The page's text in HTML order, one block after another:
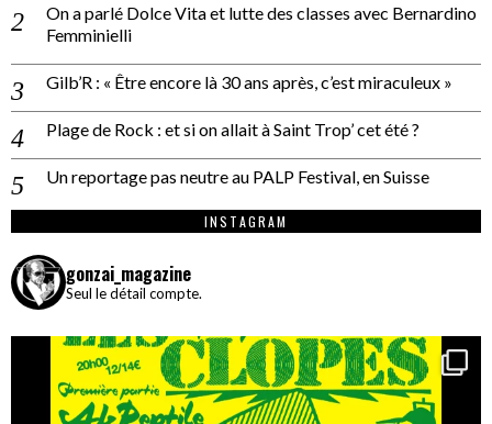
On a parlé Dolce Vita et lutte des classes avec Bernardino
Femminielli
Gilb’R : « Être encore là 30 ans après, c’est miraculeux »
Plage de Rock : et si on allait à Saint Trop’ cet été ?
Un reportage pas neutre au PALP Festival, en Suisse
INSTAGRAM
gonzai_magazine
Seul le détail compte.